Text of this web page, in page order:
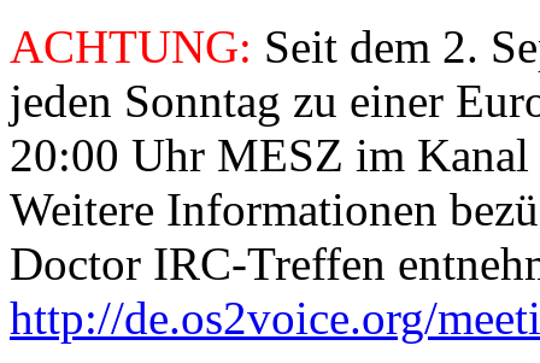
ACHTUNG: Seit dem 2.
jeden Sonntag zu einer
20:00 Uhr MESZ im
Weitere Informationen
Doctor IRC-Treffen
http://de.os2voice.org/